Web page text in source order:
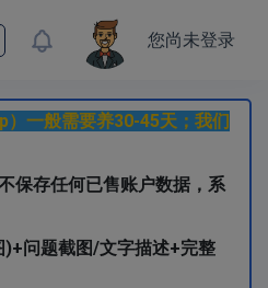
您尚未登录
一般需要养30-45天；我们
保存任何已售账户数据，系
)+问题截图/文字描述+完整